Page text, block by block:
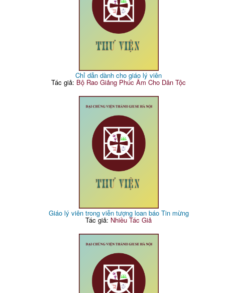
Chỉ dẫn dành cho giáo lý viên
Tác giả: Bộ Rao Giảng Phúc Âm Cho Dân Tộc
Giáo lý viên trong viễn tượng loan báo Tin mừng
Tác giả: Nhiều Tác Giả